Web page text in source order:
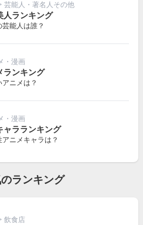
芸能人・著名人その他
人ランキング
能人は誰？
・漫画
ランキング
ニメは？
・漫画
ャラランキング
ニメキャラは？
ランキング
飲食店